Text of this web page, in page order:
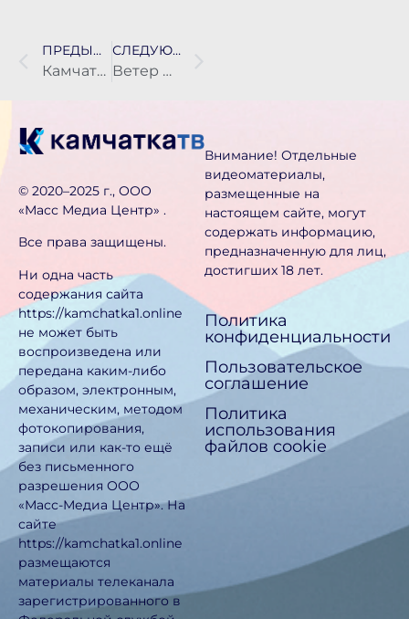
ПРЕДЫДУЩАЯ НОВОСТЬ
Камчатский край полностью включён в федеральную программу северного завоза
СЛЕДУЮЩАЯ НОВОСТЬ
Ветер поднял пепел с вулкана Шивелуч вверх на 3,5 км
©️ 2020–2025 г., ООО
«Масс Медиа Центр» .
Все права защищены.
Ни одна часть
содержания сайта
https://kamchatka1.online
не может быть
воспроизведена или
передана каким-либо
образом, электронным,
механическим, методом
фотокопирования,
записи или как-то ещё
без письменного
разрешения ООО
«Масс-Медиа Центр». На
сайте
https://kamchatka1.online
размещаются
материалы телеканала
зарегистрированного в
Внимание! Отдельные
видеоматериалы,
размещенные на
настоящем сайте, могут
содержать информацию,
предназначен­ную для лиц,
достигших 18 лет.
Политика
конфиденциальности
Пользовательское
соглашение
Политика
использования
файлов cookie